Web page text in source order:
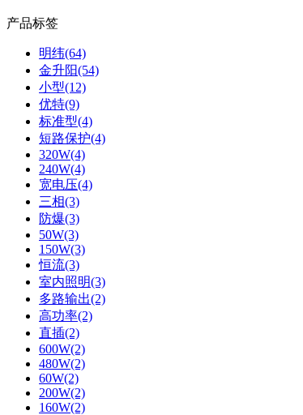
产品标签
明纬(64)
金升阳(54)
小型(12)
优特(9)
标准型(4)
短路保护(4)
320W(4)
240W(4)
宽电压(4)
三相(3)
防爆(3)
50W(3)
150W(3)
恒流(3)
室内照明(3)
多路输出(2)
高功率(2)
直插(2)
600W(2)
480W(2)
60W(2)
200W(2)
160W(2)